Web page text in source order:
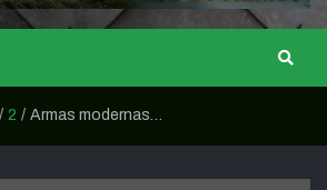
2 Armas modernas…